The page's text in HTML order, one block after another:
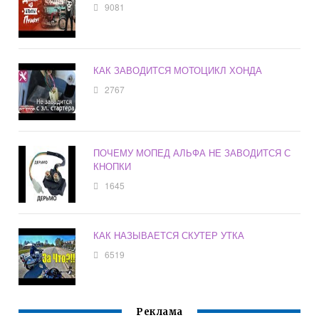
9081
КАК ЗАВОДИТСЯ МОТОЦИКЛ ХОНДА
2767
ПОЧЕМУ МОПЕД АЛЬФА НЕ ЗАВОДИТСЯ С
КНОПКИ
1645
КАК НАЗЫВАЕТСЯ СКУТЕР УТКА
6519
Реклама